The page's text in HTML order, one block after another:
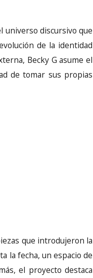
universo discursivo que
de la identidad
Becky G asume el
de tomar sus propias
que introdujeron la
la fecha, un espacio de
el proyecto destaca